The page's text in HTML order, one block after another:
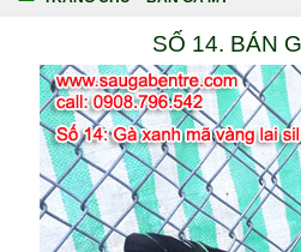
SỐ 14. BÁN